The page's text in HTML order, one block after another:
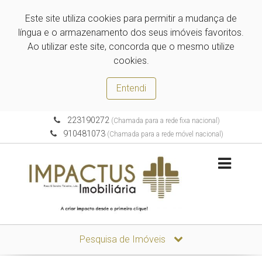
Este site utiliza cookies para permitir a mudança de
língua e o armazenamento dos seus imóveis favoritos.
Ao utilizar este site, concorda que o mesmo utilize
cookies.
Entendi
223190272(Chamada para a rede fixa nacional)
910481073 (Chamada para a rede móvel nacional)
Pesquisa de Imóveis